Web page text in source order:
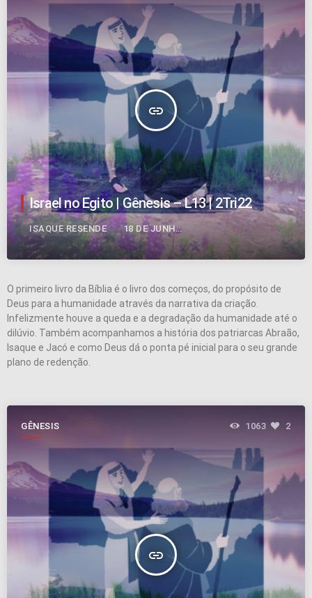
insert_link
Israel no Egito | Gênesis – L13 | 2Tri22
ISAQUE RESENDE 18 DE JUNHO DE 2022
O primeiro livro da Bíblia é o livro dos começos, do propósito de
Deus para a humanidade através da narrativa da criação.
Infelizmente houve a queda e a degradação da humanidade até o
dilúvio. Também acompanhamos a história dos patriarcas Abraão,
Isaque e Jacó e como Deus dá o ponta pé inicial para o seu grande
plano de redenção.
GÊNESIS
insert_link
1063 2